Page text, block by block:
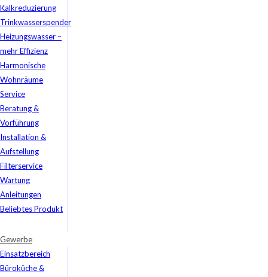
Kalkreduzierung
Trinkwasserspender
Heizungswasser –
mehr Effizienz
Harmonische
Wohnräume
Service
Beratung &
Vorführung
Installation &
Aufstellung
Filterservice
Wartung
Anleitungen
Beliebtes Produkt
Gewerbe
Einsatzbereich
Büroküche &